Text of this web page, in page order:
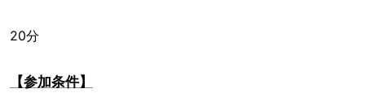
20分
【参加条件】